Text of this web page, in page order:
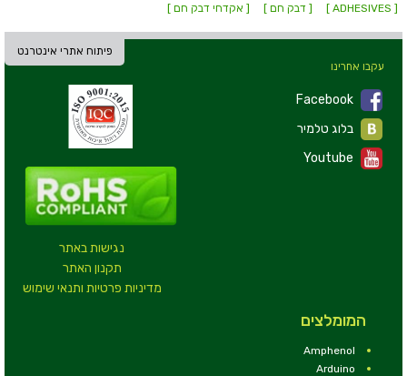
[ ADHESIVES ] [ דבק חם ] [ אקדחי דבק חם ]
פיתוח אתרי אינטרנט
נגישות באתר
תקנון האתר
מדיניות פרטיות ותנאי שימוש
עקבו אחרינו
Facebook
Youtube
המומלצים
Amphenol
Arduino